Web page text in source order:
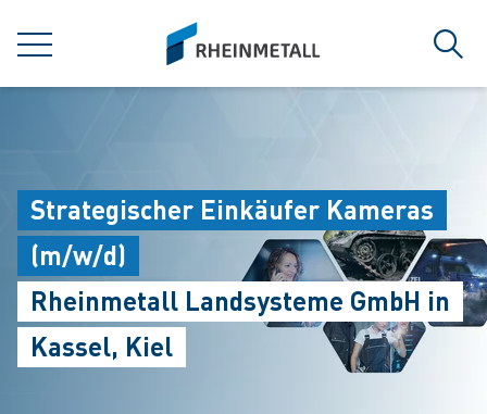
MENU
siteLogo
Strategischer Einkäufer Kameras
(m/w/d)
Rheinmetall Landsysteme GmbH in
Kassel, Kiel